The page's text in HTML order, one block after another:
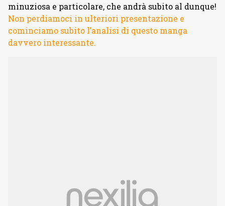
minuziosa e particolare, che andrà subito al dunque!
Non perdiamoci in ulteriori presentazione e
cominciamo subito l’analisi di questo manga
davvero interessante.